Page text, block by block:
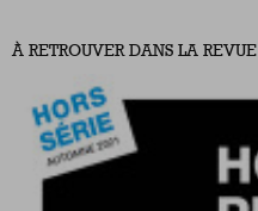
À RETROUVER DANS LA REVUE